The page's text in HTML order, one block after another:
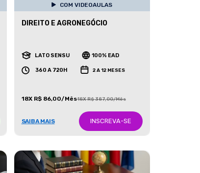
COM VIDEOAULAS
DIREITO E AGRONEGÓCIO
LATO SENSU 100% EAD
360 A 720H 2 A 12 MESES
18X R$ 86,00/Mês18X R$ 387,00/Mês
SAIBA MAIS INSCREVA-SE